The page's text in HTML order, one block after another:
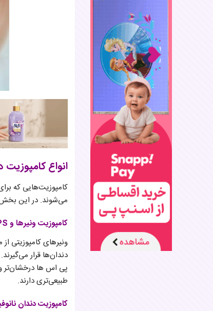
انواع کامپوزیت
کامپوزیت‌هایی که
می‌شوند. در این بخش
کامپوزیت ونیر‌ها و IPS
ونیرهای کامپوزیتی
پی اس ها درخشان‌تر و
طبیعی‌تری دارند.
کامپوزیت دندان